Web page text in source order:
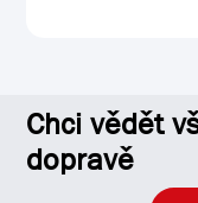
Chci vědět
dopravě